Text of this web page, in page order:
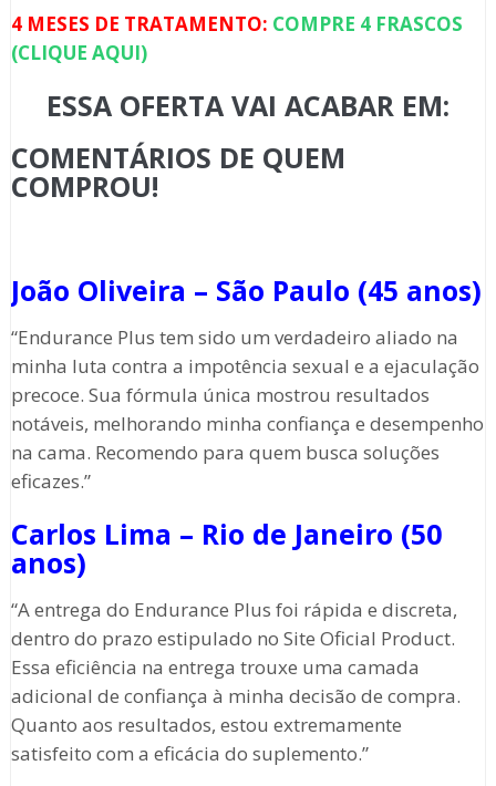
4 MESES DE TRATAMENTO: COMPRE 4 FRASCOS
(CLIQUE AQUI)
ESSA OFERTA VAI ACABAR EM:
COMENTÁRIOS DE QUEM
COMPROU!
João Oliveira – São Paulo (45 anos)
“Endurance Plus tem sido um verdadeiro aliado na
minha luta contra a impotência sexual e a ejaculação
precoce. Sua fórmula única mostrou resultados
notáveis, melhorando minha confiança e desempenho
na cama. Recomendo para quem busca soluções
eficazes.”
Carlos Lima – Rio de Janeiro (50
anos)
“A entrega do Endurance Plus foi rápida e discreta,
dentro do prazo estipulado no Site Oficial Product.
Essa eficiência na entrega trouxe uma camada
adicional de confiança à minha decisão de compra.
Quanto aos resultados, estou extremamente
satisfeito com a eficácia do suplemento.”